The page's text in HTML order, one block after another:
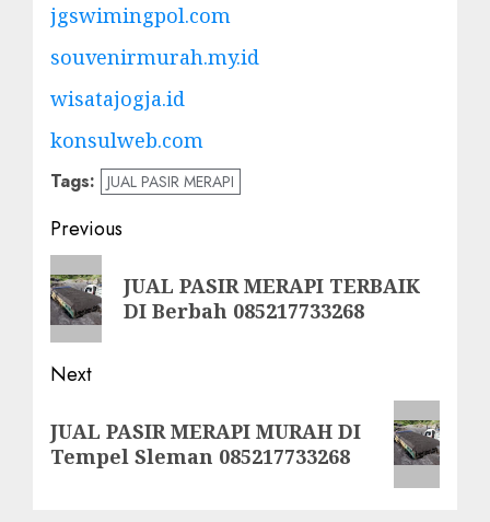
jgswimingpol.com
souvenirmurah.my.id
wisatajogja.id
konsulweb.com
Tags: JUAL PASIR MERAPI
Post
navigation
Previous
Previous
post:
JUAL PASIR MERAPI TERBAIK
DI Berbah 085217733268
Next
post:
JUAL PASIR MERAPI MURAH DI
Tempel Sleman 085217733268